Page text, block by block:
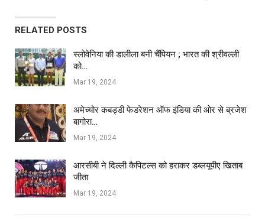
RELATED POSTS
स्लोवेनिया की डालीला बनी चैंपियन ; भारत की श्रीवल्ली
को…
Mar 19, 2024
अमेच्योर कबड्डी फेडरेशन ऑफ इंडिया की ओर से ब्रजेश
बागोरा…
Mar 19, 2024
आरसीबी ने दिल्ली कैपिटल्स को हराकर डब्लयूपीए खिताब
जीता
Mar 19, 2024